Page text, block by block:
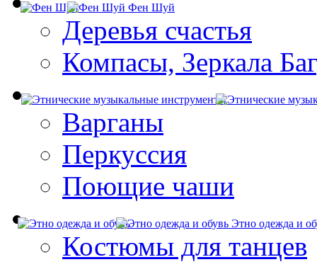
Фен Шуй
Деревья счастья
Компасы, Зеркала
Варганы
Перкуссия
Поющие чаши
Этно одежда и
Костюмы для танцев